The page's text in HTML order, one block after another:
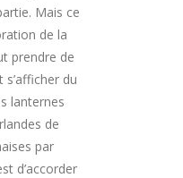
Mais ce
de la
prendre de
du
lanternes
de
par
d’accorder